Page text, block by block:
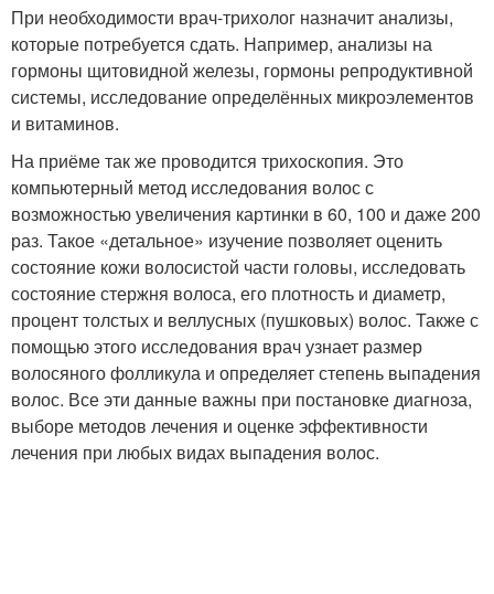
При необходимости врач-трихолог назначит анализы,
которые потребуется сдать. Например, анализы на
гормоны щитовидной железы, гормоны репродуктивной
системы, исследование определённых микроэлементов
и витаминов.
На приёме так же проводится трихоскопия. Это
компьютерный метод исследования волос с
возможностью увеличения картинки в 60, 100 и даже 200
раз. Такое «детальное» изучение позволяет оценить
состояние кожи волосистой части головы, исследовать
состояние стержня волоса, его плотность и диаметр,
процент толстых и веллусных (пушковых) волос. Также с
помощью этого исследования врач узнает размер
волосяного фолликула и определяет степень выпадения
волос. Все эти данные важны при постановке диагноза,
выборе методов лечения и оценке эффективности
лечения при любых видах выпадения волос.